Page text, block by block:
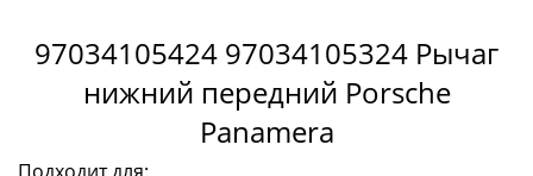
97034105424 97034105324 Рычаг
нижний передний Porsche
Panamera